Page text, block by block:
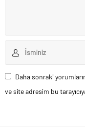
Daha sonraki
ve site adresim bu